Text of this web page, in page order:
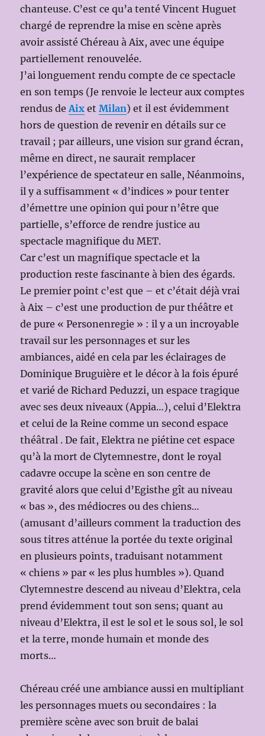
chanteuse. C’est ce qu’a tenté Vincent Huguet
chargé de reprendre la mise en scène après
avoir assisté Chéreau à Aix, avec une équipe
partiellement renouvelée.
J’ai longuement rendu compte de ce spectacle
en son temps (Je renvoie le lecteur aux comptes
rendus deAix etMilan) et il est évidemment
hors de question de revenir en détails sur ce
travail ; par ailleurs, une vision sur grand écran,
même en direct, ne saurait remplacer
l’expérience de spectateur en salle, Néanmoins,
il y a suffisamment « d’indices » pour tenter
d’émettre une opinion qui pour n’être que
partielle, s’efforce de rendre justice au
spectacle magnifique du MET.
Car c’est un magnifique spectacle et la
production reste fascinante à bien des égards.
Le premier point c’est que – et c’était déjà vrai
à Aix – c’est une production de pur théâtre et
de pure « Personenregie » : il y a un incroyable
travail sur les personnages et sur les
ambiances, aidé en cela par les éclairages de
Dominique Bruguière et le décor à la fois épuré
et varié de Richard Peduzzi, un espace tragique
avec ses deux niveaux (Appia…), celui d’Elektra
et celui de la Reine comme un second espace
théâtral . De fait, Elektra ne piétine cet espace
qu’à la mort de Clytemnestre, dont le royal
cadavre occupe la scène en son centre de
gravité alors que celui d’Egisthe gît au niveau
« bas », des médiocres ou des chiens…
(amusant d’ailleurs comment la traduction des
sous titres atténue la portée du texte original
en plusieurs points, traduisant notamment
« chiens » par « les plus humbles »). Quand
Clytemnestre descend au niveau d’Elektra, cela
prend évidemment tout son sens; quant au
niveau d’Elektra, il est le sol et le sous sol, le sol
et la terre, monde humain et monde des
morts…
Chéreau créé une ambiance aussi en multipliant
les personnages muets ou secondaires : la
première scène avec son bruit de balai